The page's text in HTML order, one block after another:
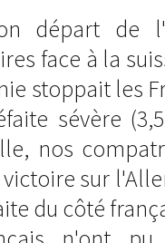
départ de
face à la
stoppait les
sévère
nos
sur
du côté